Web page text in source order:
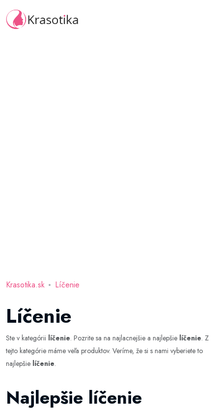
Krasotika.sk Líčenie
Líčenie
Ste v kategórii líčenie. Pozrite sa na najlacnejšie a najlepšie líčenie. Z
tejto kategórie máme veľa produktov. Veríme, že si s nami vyberiete to
najlepšie líčenie.
Najlepšie líčenie